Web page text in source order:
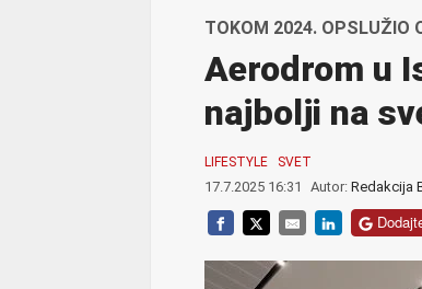
TOKOM 2024. OPSLUŽIO
Aerodrom u
najbolji na
LIFESTYLE SVET
17.7.2025 16:31 Autor: Redakcija